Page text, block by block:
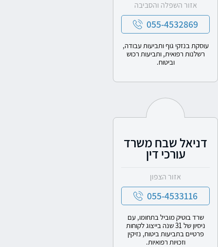
אזור השפלה והסביבה
055-4532869
עוסקת בנזקי גוף ותביעות עבודה,
רשלנות רפואית, ותביעות רכוש
וביטוח.
דניאל שבח משרד
עורכי דין
אזור הצפון
055-4533116
שרד בוטיק מוביל בתחומו, עם
ניסיון של 31 שנה בייצוג לקוחות
פרטיים בתביעות ביטוח, נזיקין
וזכויות רפואיות.